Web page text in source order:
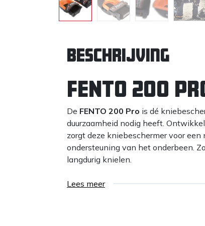
Beschrijving
FENTO 200
De FENTO 200 Pro is dé
duurzaamheid nodig heeft.
zorgt deze kniebeschermer voor
ondersteuning van het onderbeen.
langdurig knielen.
Waarom kiezen
Lees meer